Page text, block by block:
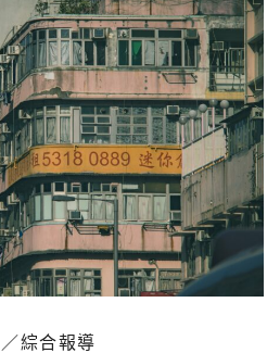
綜合報導